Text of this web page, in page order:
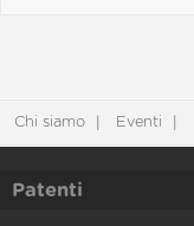
Chi siamo Eventi
Patenti